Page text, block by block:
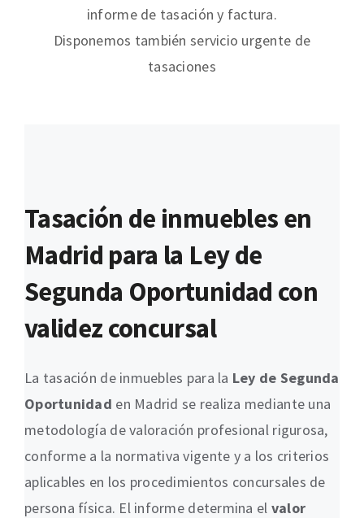
informe de tasación y factura.
Disponemos también servicio urgente de
tasaciones
Tasación de inmuebles en
Madrid para la Ley de
Segunda Oportunidad con
validez concursal
La tasación de inmuebles para la Ley de Segunda
Oportunidad en Madrid se realiza mediante una
metodología de valoración profesional rigurosa,
conforme a la normativa vigente y a los criterios
aplicables en los procedimientos concursales de
persona física. El informe determina el valor